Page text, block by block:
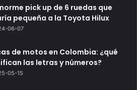
pick up de 6 ruedas que
pequeña a la Toyota Hilux
06-07
de motos en Colombia: ¿qué
las letras y números?
05-15